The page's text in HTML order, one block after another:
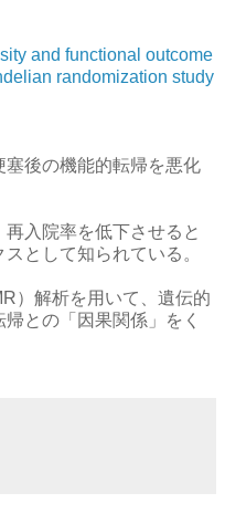
and functional outcome
randomization study
後の機能的転帰を悪化
入院率を低下させると
として知られている。
）解析を用いて、遺伝的
との「因果関係」をく